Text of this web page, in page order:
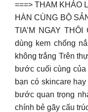
===> THAM KHẢO
HÀN CÙNG BỘ
TIA’M NGAY
dùng kem chống
không trắng Trên
bước cuối cùng
bạn có skincare
bước quan trọng
chính bẻ gãy cấu